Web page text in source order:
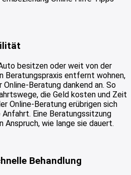
besitzen oder weit von der
Beratungspraxis entfernt wohnen,
Beratung dankend an. So
die Geld kosten und Zeit
Online-Beratung erübrigen sich
Eine Beratungssitzung
Anspruch, wie lange sie dauert.
Behandlung